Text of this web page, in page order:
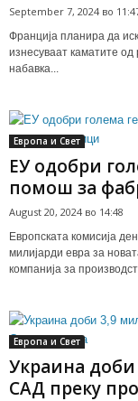
September 7, 2024 во
Франција планира да
изнесуваат каматите
набавка...
Европа и Свет
ЕУ одобри
помош за
August 20, 2024 во 14:48
Европската комисија
милијарди евра за
компанија за
Европа и Свет
Украина
САД преку